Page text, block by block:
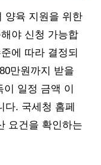
양육 지원을 위한
야 신청 가능합
에 따라 결정되
만원까지 받을
일정 금액 이
. 국세청 홈페
요건을 확인하는